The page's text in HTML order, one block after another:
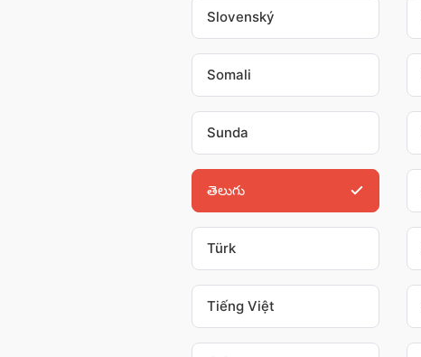
Slovenský
Somali
Sunda
తెలుగు
Türk
Tiếng Việt